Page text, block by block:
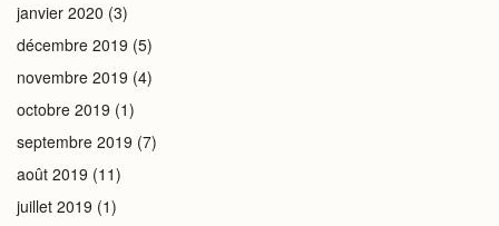
janvier 2020 (3)
décembre 2019 (5)
novembre 2019 (4)
octobre 2019 (1)
septembre 2019 (7)
août 2019 (11)
juillet 2019 (1)